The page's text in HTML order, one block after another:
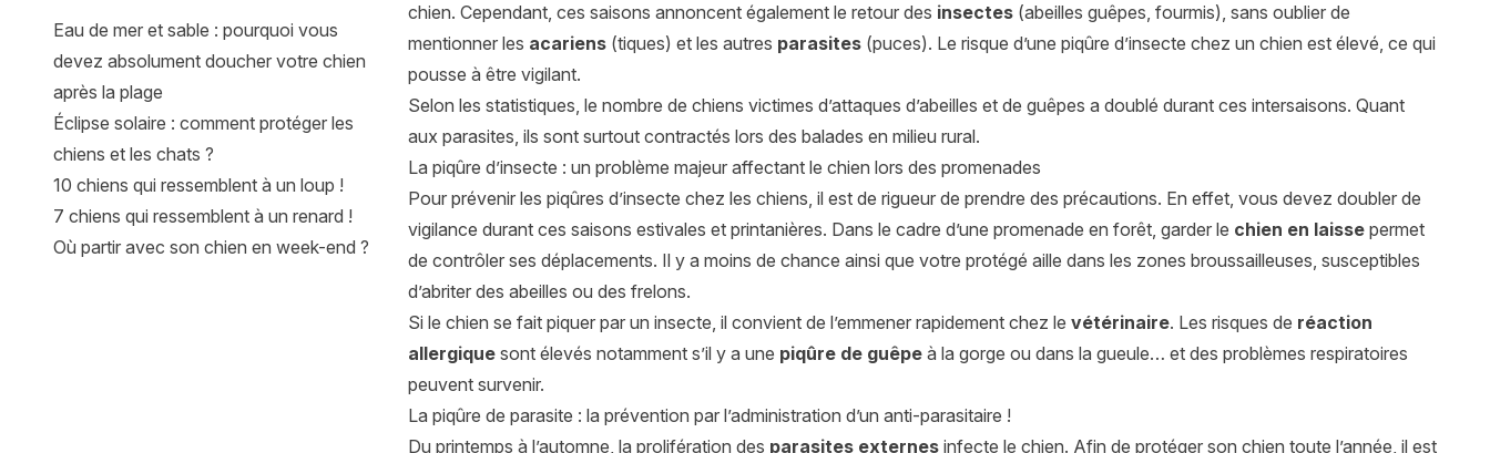
chien. Cependant, ces saisons annoncent également le retour des insectes (abeilles guêpes, fourmis), sans oublier de
mentionner les acariens (tiques) et les autres parasites (puces). Le risque d’une piqûre d’insecte chez un chien est élevé, ce qui
pousse à être vigilant.
Selon les statistiques, le nombre de chiens victimes d’attaques d’abeilles et de guêpes a doublé durant ces intersaisons. Quant
aux parasites, ils sont surtout contractés lors des balades en milieu rural.
La piqûre d’insecte : un problème majeur affectant le chien lors des promenades
Pour prévenir les piqûres d’insecte chez les chiens, il est de rigueur de prendre des précautions. En effet, vous devez doubler de
vigilance durant ces saisons estivales et printanières. Dans le cadre d’une promenade en forêt, garder le chien en laisse permet
de contrôler ses déplacements. Il y a moins de chance ainsi que votre protégé aille dans les zones broussailleuses, susceptibles
d’abriter des abeilles ou des frelons.
Si le chien se fait piquer par un insecte, il convient de l’emmener rapidement chez le vétérinaire. Les risques de réaction
allergique sont élevés notamment s’il y a une piqûre de guêpe à la gorge ou dans la gueule… et des problèmes respiratoires
peuvent survenir.
La piqûre de parasite : la prévention par l’administration d’un anti-parasitaire !
Du printemps à l’automne, la prolifération des parasites externes infecte le chien. Afin de protéger son chien toute l’année, il est
Eau de mer et sable : pourquoi vous
devez absolument doucher votre chien
après la plage
Éclipse solaire : comment protéger les
chiens et les chats ?
10 chiens qui ressemblent à un loup !
7 chiens qui ressemblent à un renard !
Où partir avec son chien en week-end ?